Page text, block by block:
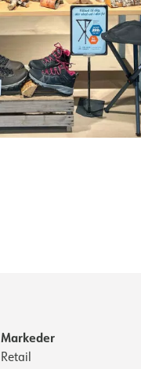
Markeder
Retail